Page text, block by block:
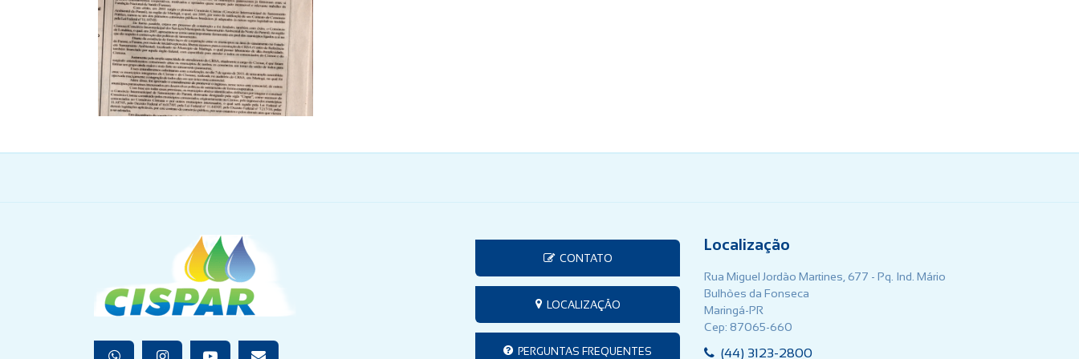
CONTATO
LOCALIZAÇÃO
PERGUNTAS FREQUENTES
Localização
Rua Miguel Jordão Martines, 677 - Pq. Ind. Mário
Bulhões da Fonseca
Maringá-PR
Cep: 87065-660
(44) 3123-2800